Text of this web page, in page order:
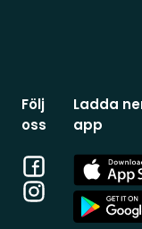
Följ
oss
Facebook
Instagram
Ladda
app
App
Store
App
Store